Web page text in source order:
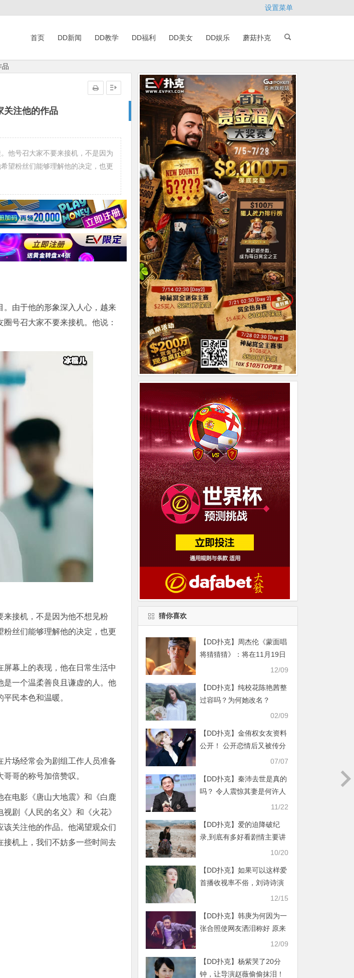
设置菜单
首页 DD新闻 DD教学 DD福利 DD美女 DD娱乐 蘑菇扑克
品
关注他的作品
他号召大家不要来接机，不是因为
望粉丝们能够理解他的决定，也更
。由于他的形象深入人心，越来
号召大家不要来接机。他说：
来接机，不是因为他不想见粉
丝们能够理解他的决定，也更
幕上的表现，他在日常生活中
是一个温柔善良且谦虚的人。他
民本色和温暖。
场经常会为剧组工作人员准备
哥的称号加倍赞叹。
在电影《唐山大地震》和《白鹿
剧《人民的名义》和《火花》
关注他的作品。他渴望观众们
接机上，我们不妨多一些时间去
猜你喜欢
【DD扑克】周杰伦《蒙面唱
将猜猜猜》：将在11月19日
12/09
【DD扑克】纯校花陈艳茜整
过容吗？为何她改名？
02/09
【DD扑克】金侑权女友资料
公开！ 公开恋情后又被传分
07/07
【DD扑克】秦沛去世是真的
吗？ 令人震惊其妻是何许人
11/22
【DD扑克】爱的迫降破纪
录,到底有多好看剧情主要讲
10/20
【DD扑克】如果可以这样爱
首播收视率不俗，刘诗诗演
12/15
【DD扑克】韩庚为何因为一
张合照使网友洒泪称好 原来
12/09
【DD扑克】杨紫哭了20分
钟，让导演赵薇偷偷抹泪！